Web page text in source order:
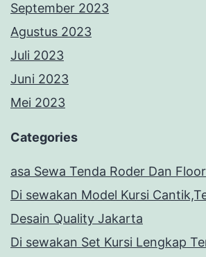
September 2023
Agustus 2023
Juli 2023
Juni 2023
Mei 2023
Categories
asa Sewa Tenda Roder Dan
Di sewakan Model Kursi
Desain Quality Jakarta
Di sewakan Set Kursi Lengkap